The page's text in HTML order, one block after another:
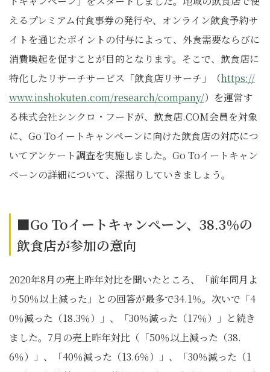
えるプレミアム付食事券の発行や、オンライン飲食予約サ
イトを通じたポイントの付与によって、外食需要ならびに
消費喚起を促すことが目的となります。そこで、飲食店に
特化したリサーチサービス「飲食店リサーチ」（https://
www.inshokuten.com/research/company/）を運営す
る株式会社シンクロ・フードが、飲食店.COM会員を対象
に、Go Toイートキャンペーンに向けた飲食店の対応につ
いてアンケート調査を実施しました。Go Toイートキャン
ペーンの詳細について、深掘りしていきましょう。
■Go Toイートキャンペーン、38.3％の
飲食店が参加の意向
2020年8月の売上昨年対比を聞いたところ、「前年同月よ
り50％以上減った」との回答が最多で34.1％。次いで「4
0％減った（18.3％）」、「30％減った（17％）」と続き
ました。7月の売上昨年対比（「50％以上減った（38.
6％）」、「40％減った（13.6％）」、「30％減った（1